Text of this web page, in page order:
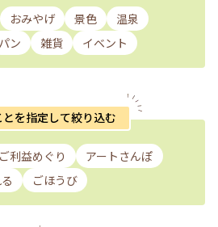
おみやげ 景色
温泉
パン 雑貨 イベント
とを指定して絞り込む
ご利益めぐり
アートさんぽ
ごほうび